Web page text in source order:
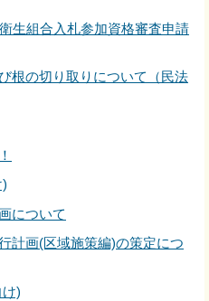
生組合入札参加資格審査申請
根の切り取りについて（民法
について
計画(区域施策編)の策定につ
)